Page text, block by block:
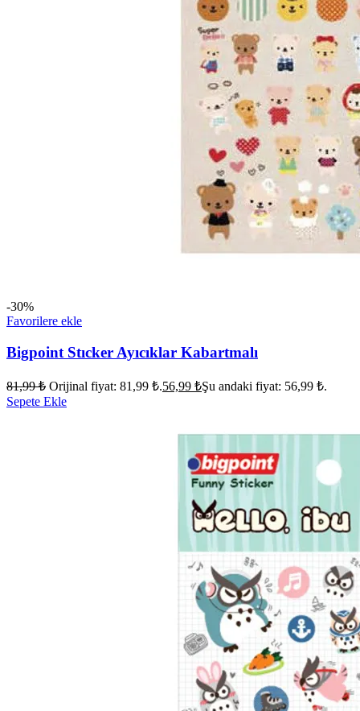
-30%
Favorilere ekle
Bigpoint Stıcker Ayıcıklar Kabartmalı
81,99₺ Orijinal fiyat: 81,99 ₺.56,99 ₺Şu andaki fiyat: 56,99 ₺.
Sepete Ekle